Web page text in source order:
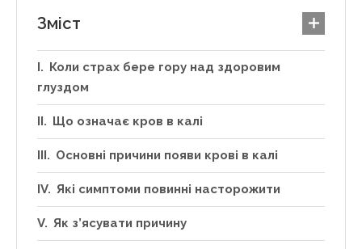
Зміст
Коли страх бере гору над здоровим
глуздом
Що означає кров в калі
Основні причини появи крові в калі
Які симптоми повинні насторожити
Як з’ясувати причину